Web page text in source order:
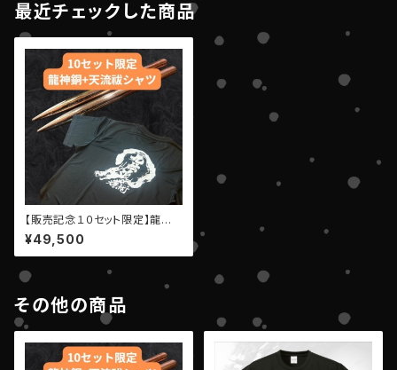
最近チェックした商品
【販売記念１０セット限定】龍神
銅を購入された方へ「天流祓Ｔ
シャツ」プレゼント！
¥49,500
その他の商品